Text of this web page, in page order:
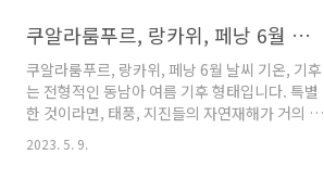
에 따르는 환경오염으로 뜨거워..
오히려 힐링받는 곳. 치앙마이 자유여행 , 코끼리
보호소 치앙마이 자유여행 코스는 다양합니다.
치앙마이 코끼리 보호소, 트래킹,사원 방문, 시내
관광, 저는 코끼리를 주재로 하는곳이 제 관심을
가장 끌었습니다. tripeditor.tistory.com 7월
치앙마이 날씨 기온 1년 중에 가장 기온이 높은
쿠알라룸푸르, 랑카위, 페낭 6월 날씨 기온, 우기, 건기 비, 복장, 유심 정보
쿠알라룸푸르, 랑카위, 페낭 6월 날씨 기온, 기후
는 전형적인 동남아 여름 기후 형태입니다. 특별
한 것이라면, 태풍, 지진들의 자연재해가 거의 없
행지로도 유명합니다. 기후, 기온 정보 보겠습니
2023. 5. 9.